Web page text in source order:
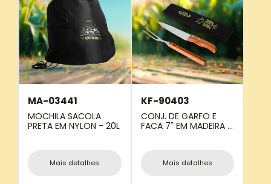
MA-03441
MOCHILA SACOLA
PRETA EM NYLON - 20L
Mais detalhes
KF-90403
CONJ. DE GARFO E
FACA 7" EM MADEIRA /
Mais detalhes